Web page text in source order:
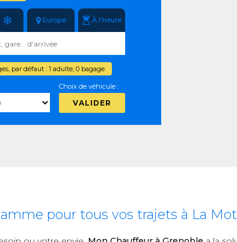
Europe À l'heure
par défaut : 1 adulte, 0 bagage.
Choix de véhicule :
VALIDER
pour tous vos trajets à La